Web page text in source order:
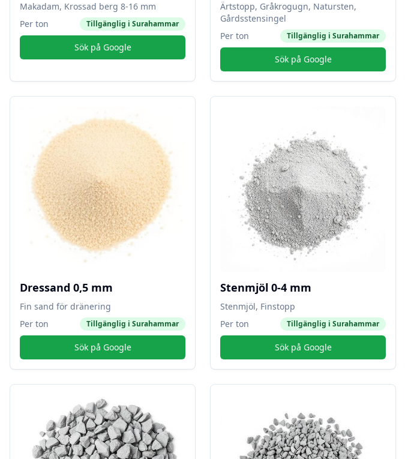
Makadam, Krossad berg 8-16 mm
Per ton
Tillgänglig i Surahammar
Sök på Google
Ärtstopp, Gråkrogugn, Natursten,
Gårdsstensingel
Per ton
Tillgänglig i Surahammar
Sök på Google
Dressand 0,5 mm
Fin sand för dränering
Per ton
Tillgänglig i Surahammar
Sök på Google
Stenmjöl 0-4 mm
Stenmjöl, Finstopp
Per ton
Tillgänglig i Surahammar
Sök på Google